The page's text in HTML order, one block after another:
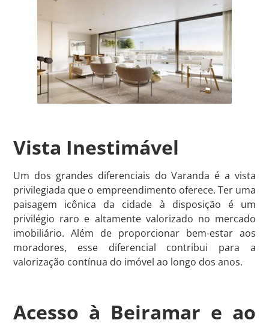
Vista Inestimável
Um dos grandes diferenciais do Varanda é a vista
privilegiada que o empreendimento oferece. Ter uma
paisagem icônica da cidade à disposição é um
privilégio raro e altamente valorizado no mercado
imobiliário. Além de proporcionar bem-estar aos
moradores, esse diferencial contribui para a
valorização contínua do imóvel ao longo dos anos.
Acesso à Beiramar e ao